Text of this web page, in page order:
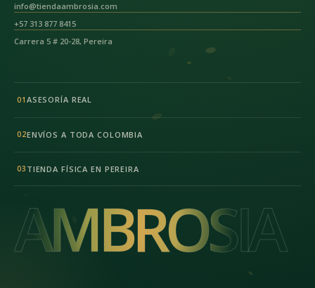
info@tiendaambrosia.com
+57 313 877 8415
Carrera 5 # 20-28, Pereira
01 ASESORÍA REAL
02ENVÍOS A TODA COLOMBIA
03 TIENDA FÍSICA EN PEREIRA
AMBROSIA
AMBROSIA